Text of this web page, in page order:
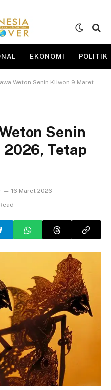
EKONOMI POLITIK
Senin Kliwon 9 Maret 2026, Tetap Tenang!
Senin
Tetap
16 Maret 2026